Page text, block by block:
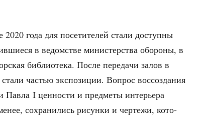
2020 года для посе­ти­те­лей ста­ли доступ­ны
в ведом­стве мини­стер­ства обо­ро­ны, в
биб­лио­те­ка. После пере­да­чи залов в
частью экс­по­зи­ции. Вопрос вос­со­зда­ния
Пав­ла I цен­но­сти и пред­ме­ты инте­рье­ра
сохра­ни­лись рисун­ки и чер­те­жи, кото­